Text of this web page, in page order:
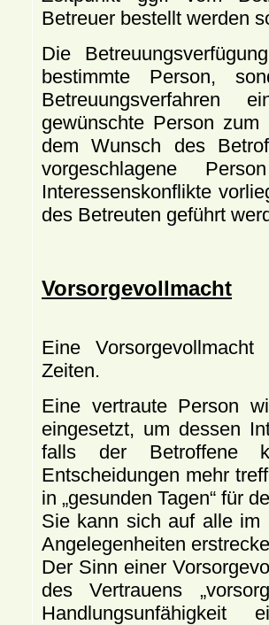
Betreuer bestellt werden
Die
bestimmte Person,
gewünschte Person
dem Wunsch des
vorgeschlagene
Interessenskonflikte
des Betreuten geführt
Vorsorgevollmacht
Eine
Zeiten.
Eine vertraute Person
eingesetzt, um dessen
falls der Betroffene
Entscheidungen mehr
in „gesunden Tagen“ für
Sie kann sich auf alle im
Angelegenheiten
Der Sinn einer
des Vertrauens